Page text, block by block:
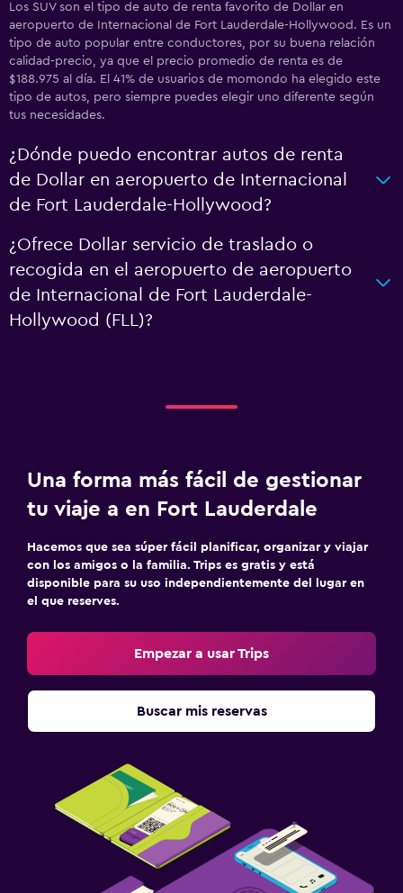
Los SUV son el tipo de auto de renta favorito de Dollar en
aeropuerto de Internacional de Fort Lauderdale-Hollywood. Es un
tipo de auto popular entre conductores, por su buena relación
calidad-precio, ya que el precio promedio de renta es de
$188.975 al día. El 41% de usuarios de momondo ha elegido este
tipo de autos, pero siempre puedes elegir uno diferente según
tus necesidades.
¿Dónde puedo encontrar autos de renta
de Dollar en aeropuerto de Internacional
de Fort Lauderdale-Hollywood?
¿Ofrece Dollar servicio de traslado o
recogida en el aeropuerto de aeropuerto
de Internacional de Fort Lauderdale-
Hollywood (FLL)?
Una forma más fácil de gestionar
tu viaje a en Fort Lauderdale
Hacemos que sea súper fácil planificar, organizar y viajar
con los amigos o la familia. Trips es gratis y está
disponible para su uso independientemente del lugar en
el que reserves.
Empezar a usar Trips
Buscar mis reservas